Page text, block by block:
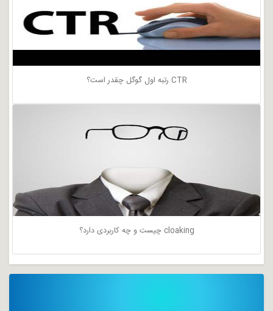
CTR رتبه اول گوگل چقدر است؟
cloaking چیست و چه کاربردی دارد؟